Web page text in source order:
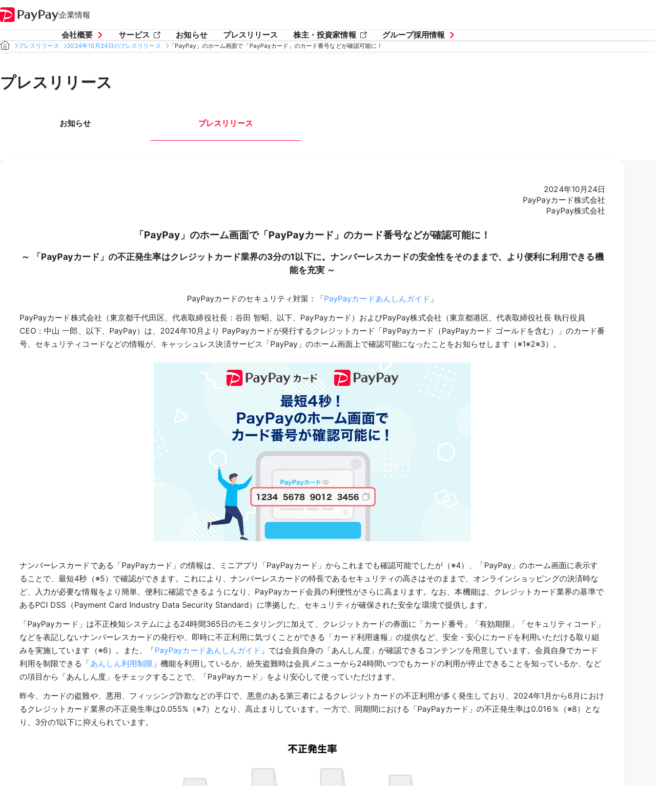
企業情報
会社概要 サービス お知らせ プレスリリース 株主・投資家情報 グループ採用情報
プレスリリース 2024年10月24日のプレスリリース 「PayPay」のホーム画面で「PayPayカード」のカード番号などが確認可能に！
プレスリリース
お知らせ プレスリリース
2024年10月24日
PayPayカード株式会社
PayPay株式会社
「PayPay」のホーム画面で「PayPayカード」のカード番号などが確認可能に！
～ 「PayPayカード」の不正発生率はクレジットカード業界の3分の1以下に。ナンバーレスカードの安全性をそのままで、より便利に利用できる機
能を充実 ～
PayPayカードのセキュリティ対策：「PayPayカードあんしんガイド 」
PayPayカード株式会社（東京都千代田区、代表取締役社長：谷田 智昭、以下、PayPayカード）およびPayPay株式会社（東京都港区、代表取締役社長 執行役員
CEO：中山 一郎、以下、PayPay）は、2024年10月より PayPayカードが発行するクレジットカード「PayPayカード（PayPayカード ゴールドを含む）」のカード番
号、セキュリティコードなどの情報が、キャッシュレス決済サービス「PayPay」のホーム画面上で確認可能になったことをお知らせします（※1※2※3）。
ナンバーレスカードである「PayPayカード」の情報は、ミニアプリ「PayPayカード」からこれまでも確認可能でしたが（※4）、「PayPay」のホーム画面に表示す
ることで、最短4秒（※5）で確認ができます。これにより、ナンバーレスカードの特長であるセキュリティの高さはそのままで、オンラインショッピングの決済時な
ど、入力が必要な情報をより簡単、便利に確認できるようになり、PayPayカード会員の利便性がさらに高まります。なお、本機能は、クレジットカード業界の基準で
あるPCI DSS（Payment Card Industry Data Security Standard）に準拠した、セキュリティが確保された安全な環境で提供します。
「PayPayカード」は不正検知システムによる24時間365日のモニタリングに加えて、クレジットカードの券面に「カード番号」「有効期限」「セキュリティコード」
などを表記しないナンバーレスカードの発行や、即時に不正利用に気づくことができる「カード利用速報」の提供など、安全・安心にカードを利用いただける取り組
みを実施しています（※6）。また、「PayPayカードあんしんガイド 」では会員自身の「あんしん度」が確認できるコンテンツを用意しています。会員自身でカード
利用を制限できる「あんしん利用制限 」機能を利用しているか、紛失盗難時は会員メニューから24時間いつでもカードの利用が停止できることを知っているか、など
の項目から「あんしん度」をチェックすることで、「PayPayカード」をより安心して使っていただけます。
昨今、カードの盗難や、悪用、フィッシング詐欺などの手口で、悪意のある第三者によるクレジットカードの不正利用が多く発生しており、2024年1月から6月におけ
るクレジットカード業界の不正発生率は0.055%（※7）となり、高止まりしています。一方で、同期間における「PayPayカード」の不正発生率は0.016％（※8）とな
り、3分の1以下に抑えられています。